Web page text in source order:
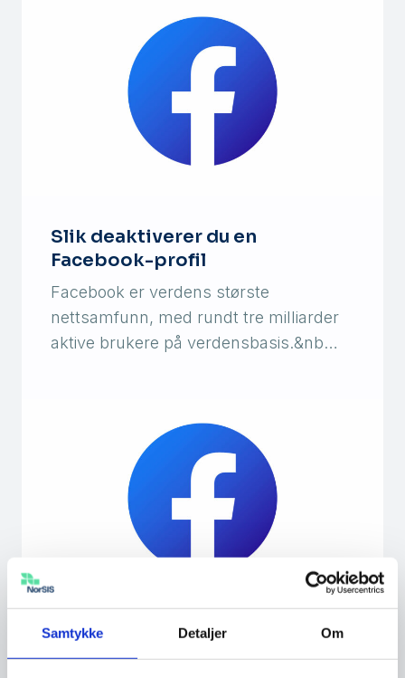
Samtykke Detaljer Om
Slik deaktiverer du en
Facebook-profil
Facebook er verdens største
nettsamfunn, med rundt tre milliarder
aktive brukere på verdensbasis.&nb…
Begrense innsyn på Facebook